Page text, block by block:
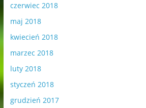
czerwiec 2018
maj 2018
kwiecień 2018
marzec 2018
luty 2018
styczeń 2018
grudzień 2017